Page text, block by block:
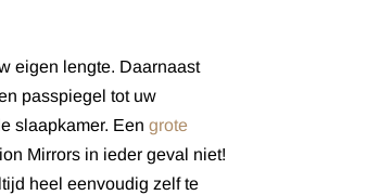
eigen lengte. Daarnaast
passpiegel tot uw
slaapkamer. Een grote
Mirrors in ieder geval niet!
heel eenvoudig zelf te